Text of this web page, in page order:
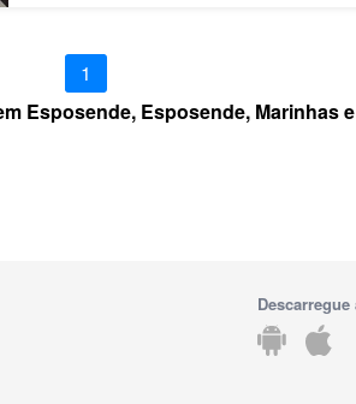
1
Esposende, Esposende, Marinhas